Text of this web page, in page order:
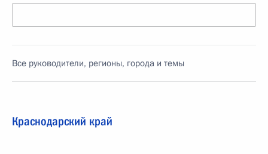
Все руководители, регионы, города и темы
Краснодарский край